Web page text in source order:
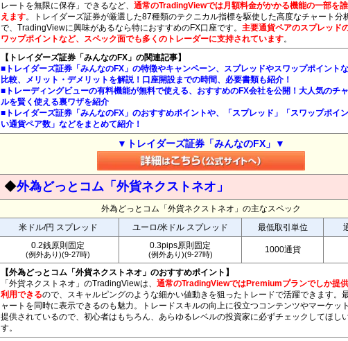
レートを無限に保存」できるなど、 通常のTradingViewでは月額料金がかかる機能の一部を
えます。トレイダーズ証券が厳選した87種類のテクニカル指標を駆使した高度なチャート分
で、TradingViewに興味があるなら特におすすめのFX口座です。 主要通貨ペアのスプレッド
ワップポイントなど、スペック面でも多くのトレーダーに支持されています。
【トレイダーズ証券「みんなのFX」の関連記事】
■トレイダーズ証券「みんなのFX」の特徴やキャンペーン、スプレッドやスワップポイント
比較、メリット・デメリットを解説！口座開設までの時間、必要書類も紹介！
■トレーディングビューの有料機能が無料で使える、おすすめのFX会社を公開！大人気のチ
ルを賢く使える裏ワザを紹介
■トレイダーズ証券「みんなのFX」のおすすめポイントや、「スプレッド」「スワップポイ
い通貨ペア数」などをまとめて紹介！
▼トレイダーズ証券「みんなのFX」▼
◆外為どっとコム「外貨ネクストネオ」
外為どっとコム「外貨ネクストネオ」の主なスペック
米ドル/円 スプレッド
ユーロ/米ドル スプレッド 最低取引単位
0.2銭原則固定
(例外あり)(9-27時)
0.3pips原則固定
(例外あり)(9-27時) 1000通貨
【外為どっとコム「外貨ネクストネオ」のおすすめポイント】
「外貨ネクストネオ」のTradingViewは、 通常のTradingViewではPremiumプランでしか提
利用できるので、スキャルピングのような細かい値動きを狙ったトレードで活躍できます。
ャートを同時に表示できるのも魅力。トレードスキルの向上に役立つコンテンツやマーケッ
提供されているので、初心者はもちろん、あらゆるレベルの投資家に必ずチェックしてほし
す。